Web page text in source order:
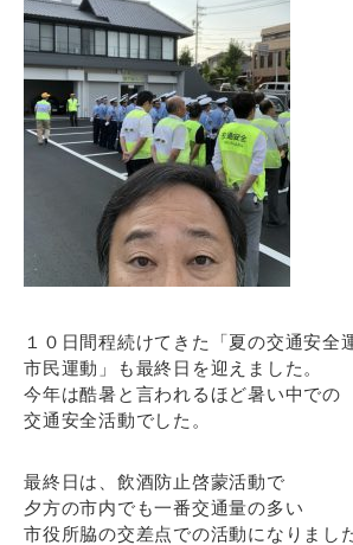
１０日間程続けてきた「夏の交通安全
市民運動」も最終日を迎えました。
今年は酷暑と言われるほど暑い中での
交通安全活動でした。
最終日は、飲酒防止啓蒙活動で
夕方の市内でも一番交通量の多い
市役所脇の交差点での活動になりまし